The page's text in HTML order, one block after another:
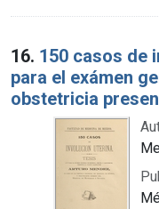
16. 150 casos de
para el exámen
obstetricia